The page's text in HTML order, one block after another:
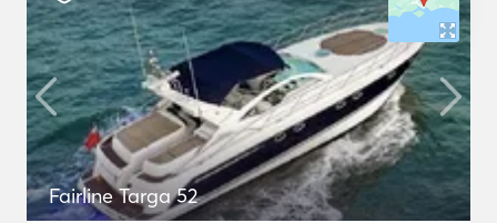
Fairline Targa 52